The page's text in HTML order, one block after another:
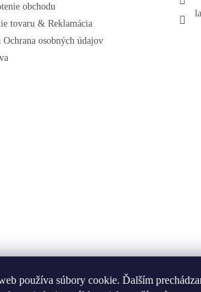
používa súbory cookie. Ďalším
obchodu
tovaru & Reklamácia
Ochrana osobných údajov